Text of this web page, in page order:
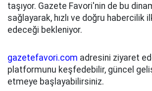
taşıyor. Gazete Favori'nin de bu
sağlayarak, hızlı ve doğru habercilik
edeceği bekleniyor.
gazetefavori.com adresini ziyaret
platformunu keşfedebilir, güncel
etmeye başlayabilirsiniz.